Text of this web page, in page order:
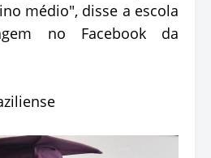
médio", disse a escola
no Facebook da